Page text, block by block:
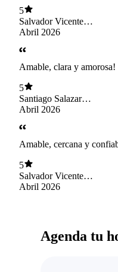
5
Salvador Vicente
Parra Galán
Abril 2026
Amable, clara y amorosa!
5
Santiago Salazar
Silva
Abril 2026
Amable, cercana y
5
Salvador Vicente
Parra Galán
Abril 2026
Agenda tu